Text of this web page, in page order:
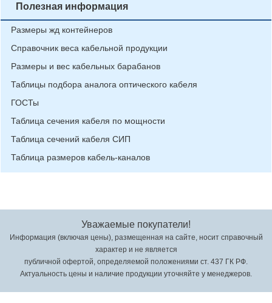
Полезная информация
Размеры жд контейнеров
Справочник веса кабельной продукции
Размеры и вес кабельных барабанов
Таблицы подбора аналога оптического кабеля
ГОСТы
Таблица сечения кабеля по мощности
Таблица сечений кабеля СИП
Таблица размеров кабель-каналов
Уважаемые покупатели!
Информация (включая цены), размещенная на сайте, носит справочный
характер и не является
публичной офертой, определяемой положениями ст. 437 ГК РФ.
Актуальность цены и наличие продукции уточняйте у менеджеров.